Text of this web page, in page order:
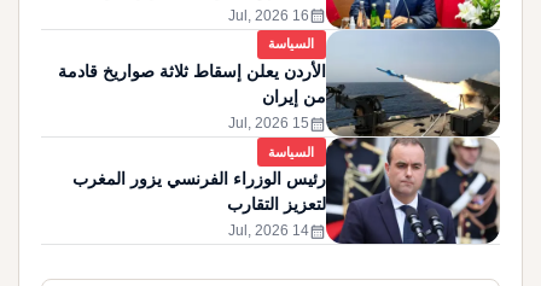
غزة
calendar_month
16 Jul, 2026
السياسة
الأردن يعلن إسقاط ثلاثة صواريخ قادمة
من إيران
calendar_month
15 Jul, 2026
السياسة
رئيس الوزراء الفرنسي يزور المغرب
لتعزيز التقارب
calendar_month
14 Jul, 2026